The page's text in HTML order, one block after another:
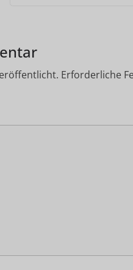
Erforderliche